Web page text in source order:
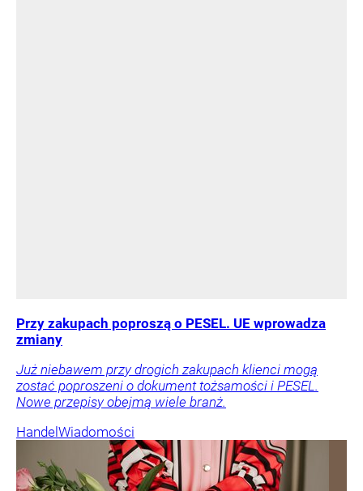
Przy zakupach poproszą o PESEL. UE wprowadza
zmiany
Już niebawem przy drogich zakupach klienci mogą
zostać poproszeni o dokument tożsamości i PESEL.
Nowe przepisy obejmą wiele branż.
HandelWiadomości